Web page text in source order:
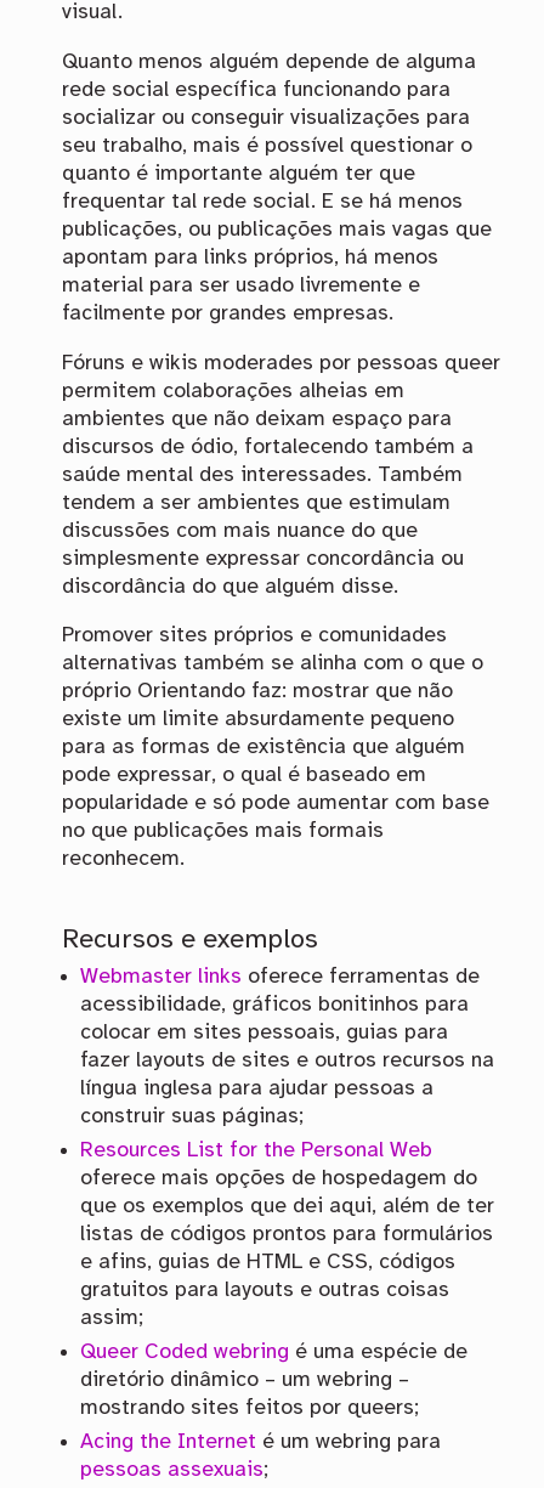
visual.
Quanto menos alguém depende de alguma
rede social específica funcionando para
socializar ou conseguir visualizações para
seu trabalho, mais é possível questionar o
quanto é importante alguém ter que
frequentar tal rede social. E se há menos
publicações, ou publicações mais vagas que
apontam para links próprios, há menos
material para ser usado livremente e
facilmente por grandes empresas.
Fóruns e wikis moderades por pessoas queer
permitem colaborações alheias em
ambientes que não deixam espaço para
discursos de ódio, fortalecendo também a
saúde mental des interessades. Também
tendem a ser ambientes que estimulam
discussões com mais nuance do que
simplesmente expressar concordância ou
discordância do que alguém disse.
Promover sites próprios e comunidades
alternativas também se alinha com o que o
próprio Orientando faz: mostrar que não
existe um limite absurdamente pequeno
para as formas de existência que alguém
pode expressar, o qual é baseado em
popularidade e só pode aumentar com base
no que publicações mais formais
reconhecem.
Recursos e exemplos
Webmaster links oferece ferramentas de
acessibilidade, gráficos bonitinhos para
colocar em sites pessoais, guias para
fazer layouts de sites e outros recursos na
língua inglesa para ajudar pessoas a
construir suas páginas;
Resources List for the Personal Web
oferece mais opções de hospedagem do
que os exemplos que dei aqui, além de ter
listas de códigos prontos para formulários
e afins, guias de HTML e CSS, códigos
gratuitos para layouts e outras coisas
assim;
Queer Coded webring é uma espécie de
diretório dinâmico – um webring –
mostrando sites feitos por queers;
Acing the Internet é um webring para
pessoas assexuais;